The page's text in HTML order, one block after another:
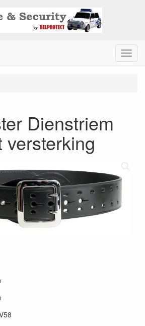
M
e
Dienstriem
versterking